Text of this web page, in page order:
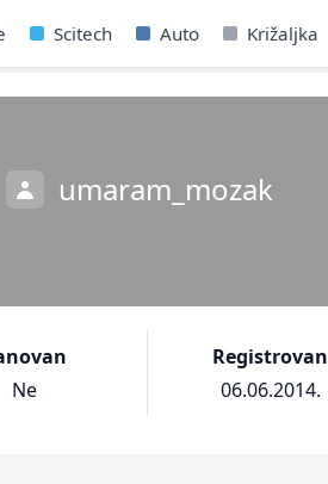
Scitech Auto Križaljka
umaram_mozak
Ne
Registrovan
06.06.2014.